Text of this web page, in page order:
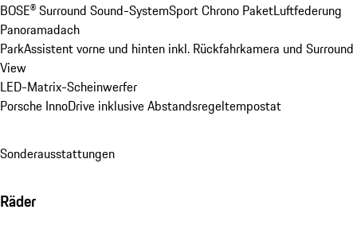
BOSE® Surround Sound-SystemSport Chrono PaketLuftfederung
Panoramadach
ParkAssistent vorne und hinten inkl. Rückfahrkamera und Surround
View
LED-Matrix-Scheinwerfer
Porsche InnoDrive inklusive Abstandsregeltempostat
Sonderausstattungen
Räder